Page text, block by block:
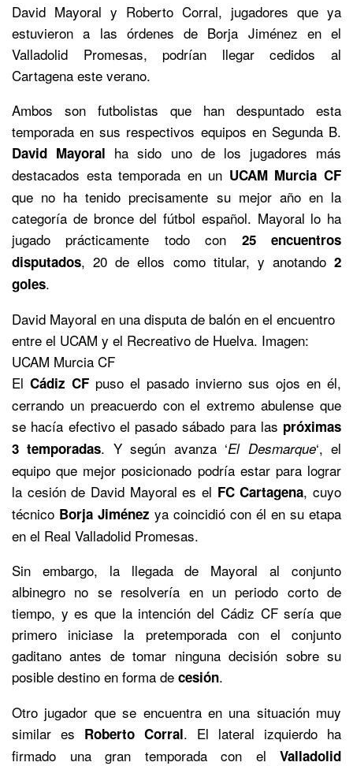
David Mayoral y Roberto Corral, jugadores que ya
estuvieron a las órdenes de Borja Jiménez en el
Valladolid Promesas, podrían llegar cedidos al
Cartagena este verano.
Ambos son futbolistas que han despuntado esta
temporada en sus respectivos equipos en Segunda B.
David Mayoral ha sido uno de los jugadores más
destacados esta temporada en un UCAM Murcia CF
que no ha tenido precisamente su mejor año en la
categoría de bronce del fútbol español. Mayoral lo ha
jugado prácticamente todo con 25 encuentros
disputados, 20 de ellos como titular, y anotando 2
goles.
David Mayoral en una disputa de balón en el encuentro
entre el UCAM y el Recreativo de Huelva. Imagen:
UCAM Murcia CF
El Cádiz CF puso el pasado invierno sus ojos en él,
cerrando un preacuerdo con el extremo abulense que
se hacía efectivo el pasado sábado para las próximas
3 temporadas. Y según avanza ‘El Desmarque‘, el
equipo que mejor posicionado podría estar para lograr
la cesión de David Mayoral es el FC Cartagena, cuyo
técnico Borja Jiménez ya coincidió con él en su etapa
en el Real Valladolid Promesas.
Sin embargo, la llegada de Mayoral al conjunto
albinegro no se resolvería en un periodo corto de
tiempo, y es que la intención del Cádiz CF sería que
primero iniciase la pretemporada con el conjunto
gaditano antes de tomar ninguna decisión sobre su
posible destino en forma de cesión.
Otro jugador que se encuentra en una situación muy
similar es Roberto Corral. El lateral izquierdo ha
firmado una gran temporada con el Valladolid